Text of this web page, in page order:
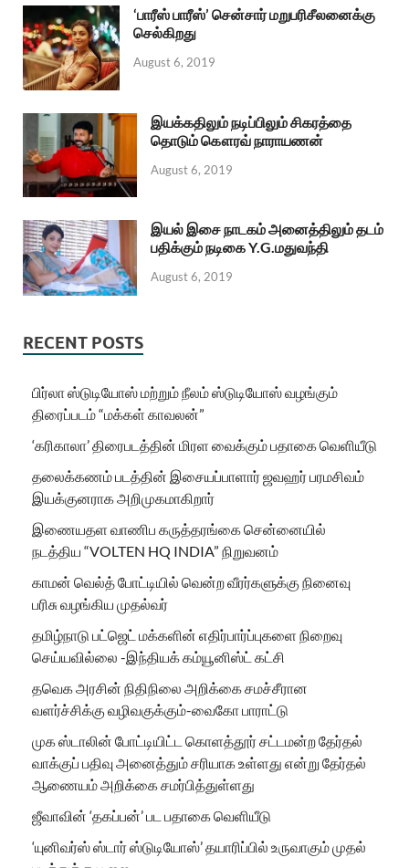
‘பாரீஸ் பாரீஸ்’ சென்சார் மறுபரிசீலனைக்கு
செல்கிறது
August 6, 2019
இயக்கதிலும் நடிப்பிலும் சிகரத்தை
தொடும் கௌரவ் நாராயணன்
August 6, 2019
இயல் இசை நாடகம் அனைத்திலும் தடம்
பதிக்கும் நடிகை Y.G.மதுவந்தி
August 6, 2019
RECENT POSTS
பிர்லா ஸ்டுடியோஸ் மற்றும் நீலம் ஸ்டுடியோஸ் வழங்கும்
திரைப்படம் “மக்கள் காவலன்”
‘கரிகாலா’ திரைபடத்தின் மிரள வைக்கும் பதாகை வெளியீடு
தலைக்கணம் படத்தின் இசையப்பாளார் ஜவஹர் பரமசிவம்
இயக்குனராக அறிமுகமாகிறார்
இணையதள வாணிப கருத்தரங்கை சென்னையில்
நடத்திய “VOLTEN HQ INDIA” நிறுவனம்
காமன் வெல்த் போட்டியில் வென்ற வீரர்களுக்கு நினைவு
பரிசு வழங்கிய முதல்வர்
தமிழ்நாடு பட்ஜெட் மக்களின் எதிர்பார்ப்புகளை நிறைவு
செய்யவில்லை -இந்தியக் கம்யூனிஸ்ட் கட்சி
தவெக அரசின் நிதிநிலை அறிக்கை சமச்சீரான
வளர்ச்சிக்கு வழிவகுக்கும்-வைகோ பாராட்டு
முக ஸ்டாலின் போட்டியிட்ட கொளத்தூர் சட்டமன்ற தேர்தல்
வாக்குப் பதிவு அனைத்தும் சரியாக உள்ளது என்று தேர்தல்
ஆணையம் அறிக்கை சமர்பித்துள்ளது
ஜீவாவின் ‘தகப்பன்’ பட பதாகை வெளியீடு
‘யுனிவர்ஸ் ஸ்டார் ஸ்டுடியோஸ்’ தயாரிப்பில் உருவாகும் முதல்